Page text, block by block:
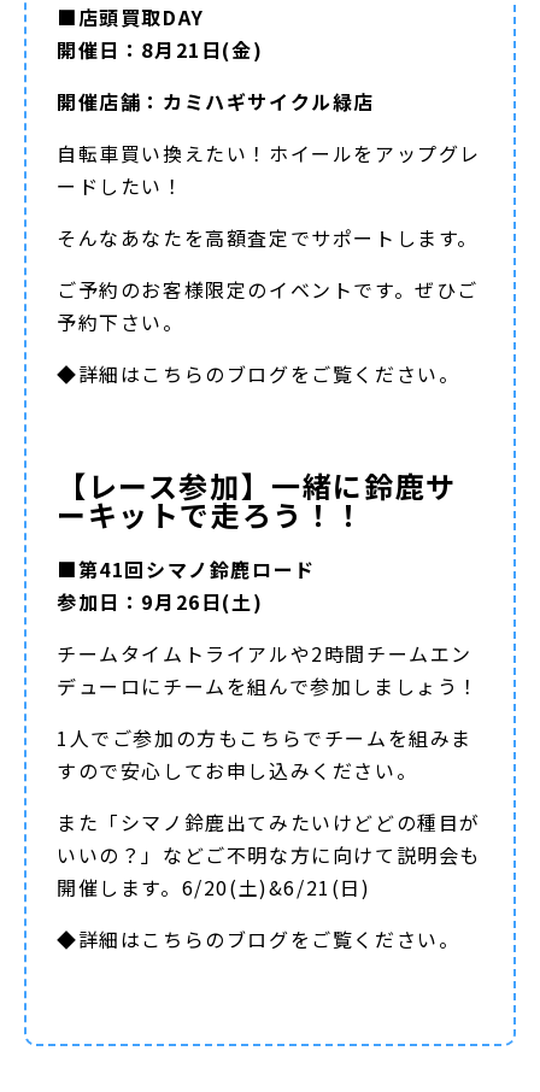
■店頭買取DAY
開催日：8月21日(金)
開催店舗：カミハギサイクル緑店
自転車買い換えたい！ホイールをアップグレ
ードしたい！
そんなあなたを高額査定でサポートします。
ご予約のお客様限定のイベントです。ぜひご
予約下さい。
◆詳細はこちらのブログをご覧ください。
【レース参加】一緒に鈴鹿サ
ーキットで走ろう！！
■第41回シマノ鈴鹿ロード
参加日：9月26日(土)
チームタイムトライアルや2時間チームエン
デューロにチームを組んで参加しましょう！
1人でご参加の方もこちらでチームを組みま
すので安心してお申し込みください。
また「シマノ鈴鹿出てみたいけどどの種目が
いいの？」などご不明な方に向けて説明会も
開催します。6/20(土)&6/21(日)
◆詳細はこちらのブログをご覧ください。